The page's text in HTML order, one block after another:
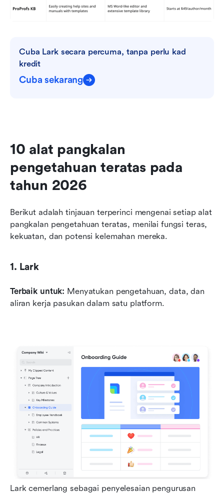
Cuba Lark secara percuma, tanpa perlu kad
kredit
Cuba sekarang
10 alat pangkalan
pengetahuan teratas pada
tahun 2026
Berikut adalah tinjauan terperinci mengenai setiap alat
pangkalan pengetahuan teratas, menilai fungsi teras,
kekuatan, dan potensi kelemahan mereka.
1. Lark
Terbaik untuk: Menyatukan pengetahuan, data, dan
aliran kerja pasukan dalam satu platform.
Lark cemerlang sebagai penyelesaian pengurusan